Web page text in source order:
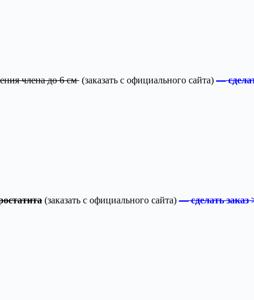
члена до 6 см (заказать с официального сайта)—
(заказать с официального сайта)— сделать заказ